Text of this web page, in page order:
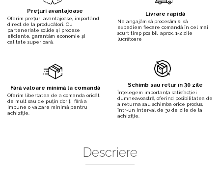
Prețuri avantajoase
Oferim prețuri avantajoase, importând
direct de la producători. Cu
parteneriate solide și procese
eficiente, garantăm economie și
calitate superioară.
Livrare rapidă
Ne angajăm să procesăm și să
expediem fiecare comandă în cel mai
scurt timp posibil, aprox. 1-2 zile
lucrătoare
Fără valoare minimă la comandă
Oferim libertatea de a comanda oricât
de mult sau de puțin doriți, fără a
impune o valoare minimă pentru
achiziție.
Schimb sau retur în 30 zile
Înțelegem importanța satisfacției
dumneavoastră, oferind posibilitatea de
a returna sau schimba orice produs,
într-un interval de 30 de zile de la
achiziție.
Descriere